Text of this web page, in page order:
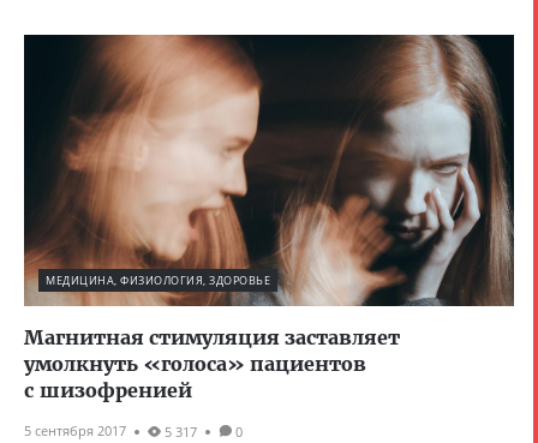
МЕДИЦИНА, ФИЗИОЛОГИЯ, ЗДОРОВЬЕ
Магнитная стимуляция заставляет
умолкнуть «голоса» пациентов
с шизофренией
5 сентября 2017 5 317 0